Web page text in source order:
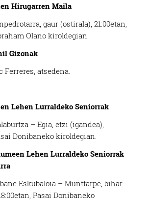
Hirugarren Maila
gaur (ostirala), 21:00etan,
Olano kiroldegian.
Gizonak
Ferreres, atsedena.
Lehen Lurraldeko Seniorrak
– Egia, etzi (igandea),
Donibaneko kiroldegian.
Lehen Lurraldeko Seniorrak
Eskubaloia – Munttarpe, bihar
Pasai Donibaneko